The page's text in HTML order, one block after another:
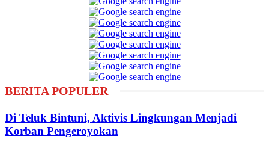
BERITA POPULER
Di Teluk Bintuni, Aktivis Lingkungan Menjadi
Korban Pengeroyokan